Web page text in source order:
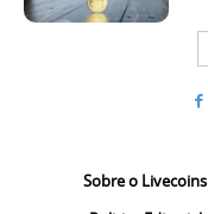
Sobre o Livecoins